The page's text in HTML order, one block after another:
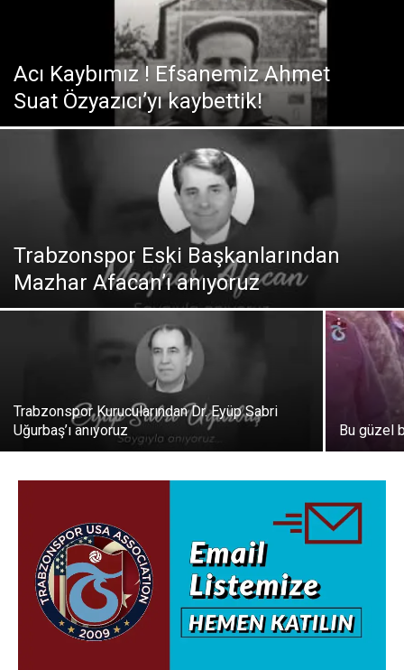
Acı Kaybımız ! Efsanemiz Ahmet
Suat Özyazıcı’yı kaybettik!
Trabzonspor Eski Başkanlarından
Mazhar Afacan’ı anıyoruz
Trabzonspor Kurucularından Dr. Eyüp Sabri
Uğurbaş’ı anıyoruz
Bu güzel